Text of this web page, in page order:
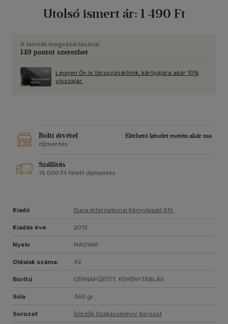
tanácsok egyaránt helyet kapnak a könyvekben.
Adventtől Vízkeresztig. A böjti időszak ételeitől az ünnepi
pulykasülteken, egészséges halételeken és süteményeken át
találnak a könyvben.
Utolsó ismert ár: 1 490 Ft
A termék megvásárlásával
149 pontot szerezhet
Legyen Ön is törzsvásárlónk, kártyájára akár 10%
visszajár.
Bolti átvétel
Elérhető készlet esetén akár ma
díjmentes
Szállítás
15 000 Ft felett díjmentes
Kiadó Duna International Könyvkiadó Kft.
Kiadás éve 2012
Nyelv MAGYAR
Oldalak száma: 92
Borító CÉRNAFŰZÖTT, KEMÉNYTÁBLÁS
Súly 360 gr
Sorozat Ízőrzők Szakácskönyv Sorozat